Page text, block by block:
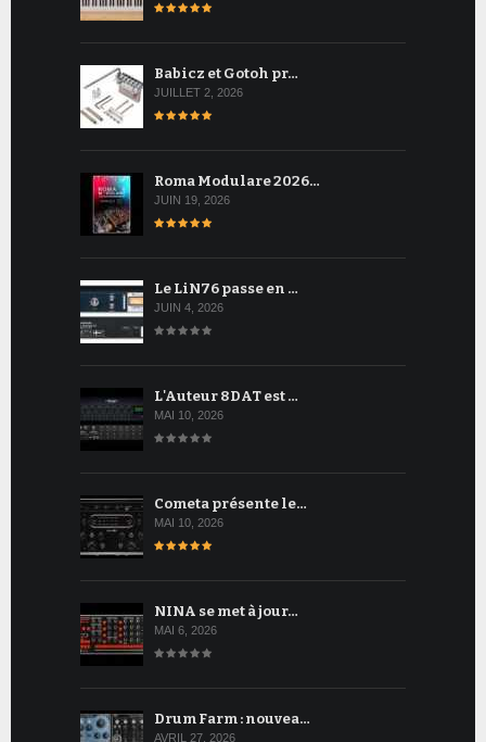
Babicz et Gotoh pr…
JUILLET 2, 2026
Roma Modulare 2026…
JUIN 19, 2026
Le LiN76 passe en …
JUIN 4, 2026
L'Auteur 8DAT est …
MAI 10, 2026
Cometa présente le…
MAI 10, 2026
NINA se met à jour…
MAI 6, 2026
Drum Farm : nouvea…
AVRIL 27, 2026